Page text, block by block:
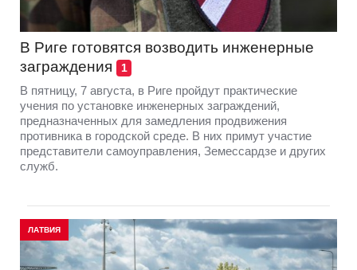
В Риге готовятся возводить инженерные
заграждения
1
В пятницу, 7 августа, в Риге пройдут практические
учения по установке инженерных заграждений,
предназначенных для замедления продвижения
противника в городской среде. В них примут участие
представители самоуправления, Земессардзе и других
служб.
ЛАТВИЯ